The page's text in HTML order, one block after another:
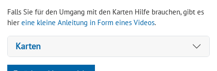
Falls Sie für den Umgang mit den Karten Hilfe brauchen, gibt es
hier eine kleine Anleitung in Form eines Videos.
Karten